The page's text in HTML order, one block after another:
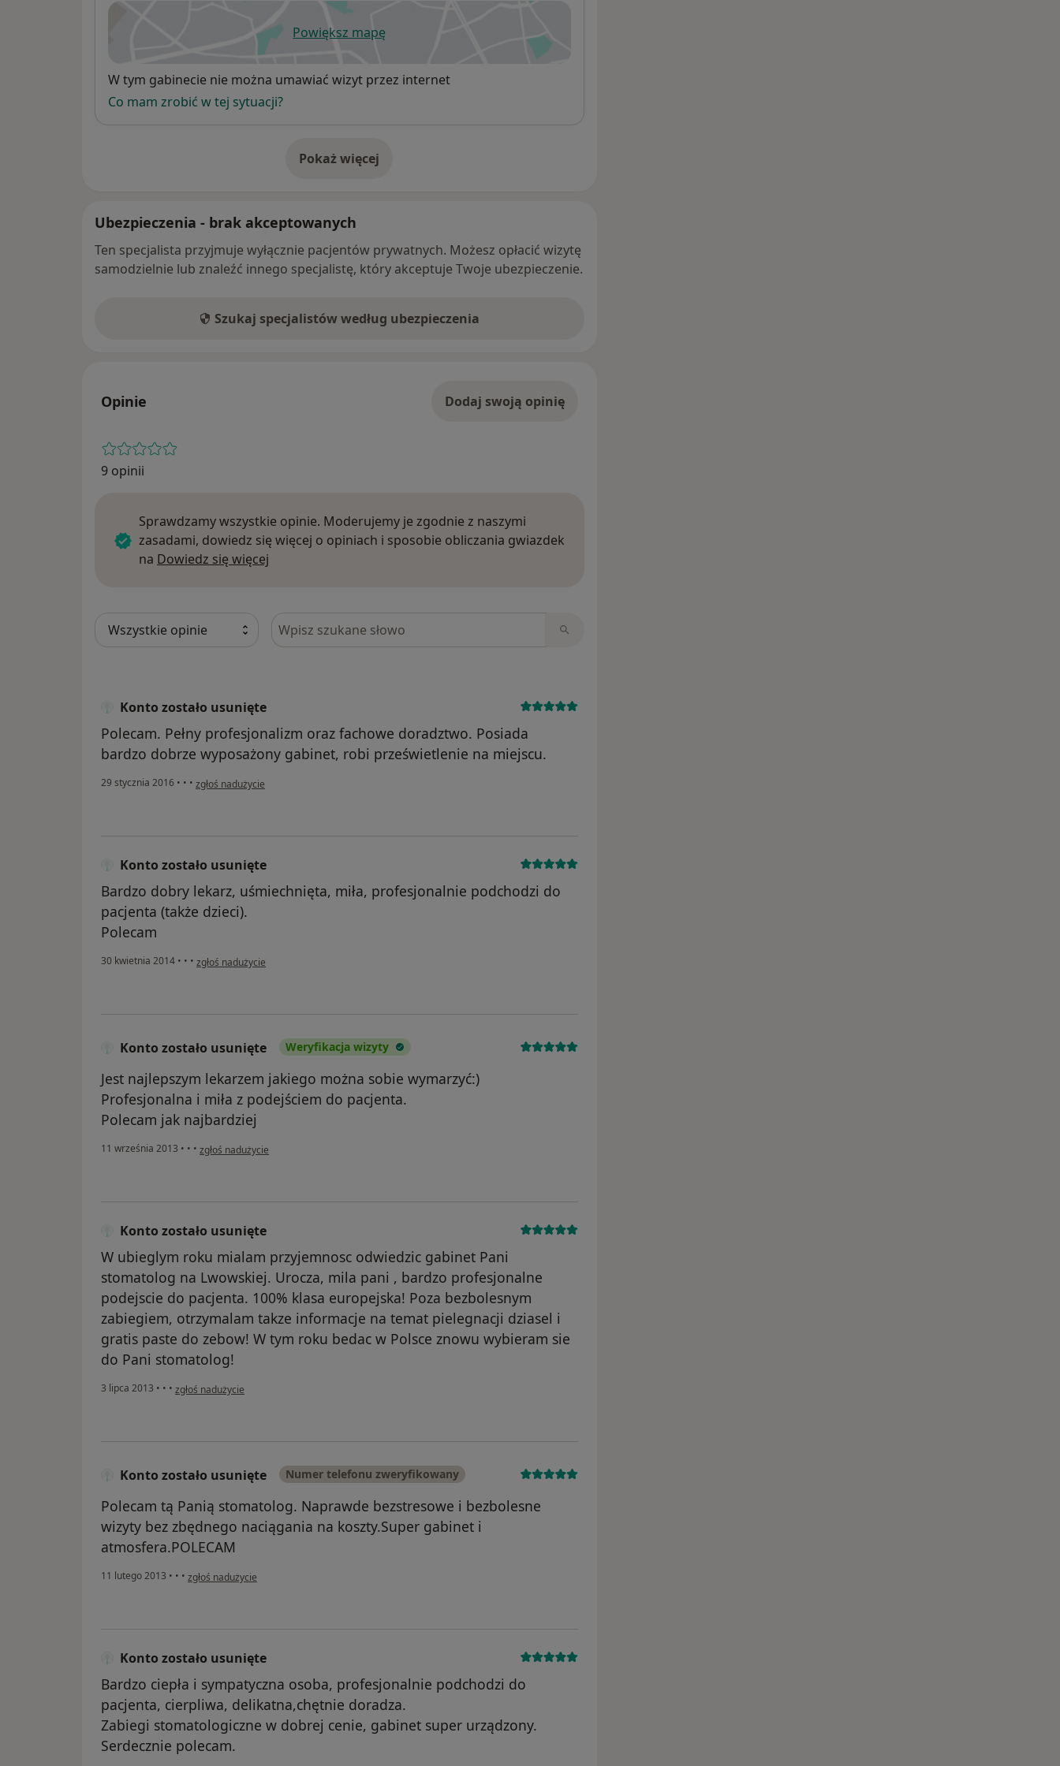
Powiększ mapęotwiera się w nowej karcie
Dostępność
W tym gabinecie nie można umawiać wizyt przez internet
Co mam zrobić w tej sytuacji?
Pokaż więcej
o adresie
Ubezpieczenia - brak akceptowanych
Ten specjalista przyjmuje wyłącznie pacjentów prywatnych. Możesz opłacić wizytę
samodzielnie lub znaleźć innego specjalistę, który akceptuje Twoje ubezpieczenie.
Szukaj specjalistów według ubezpieczenia
Opinie Dodaj swoją opinię
9 opinii
Sprawdzamy wszystkie opinie. Moderujemy je zgodnie z naszymi
zasadami, dowiedz się więcej o opiniach i sposobie obliczania gwiazdek
na Dowiedz się więcej
Szukaj w opiniach
Konto zostało usunięte
Polecam. Pełny profesjonalizm oraz fachowe doradztwo. Posiada
bardzo dobrze wyposażony gabinet, robi prześwietlenie na miejscu.
29 stycznia 2016 • • • w opinii użytkownika Konto zostało usunięte
zgłoś nadużycie
Konto zostało usunięte
Bardzo dobry lekarz, uśmiechnięta, miła, profesjonalnie podchodzi do
pacjenta (także dzieci).
Polecam
30 kwietnia 2014 • • • w opinii użytkownika Konto zostało usunięte
zgłoś nadużycie
Konto zostało usunięte Weryfikacja wizyty
Jest najlepszym lekarzem jakiego można sobie wymarzyć:)
Profesjonalna i miła z podejściem do pacjenta.
Polecam jak najbardziej
11 września 2013 • • • w opinii użytkownika Konto zostało usunięte
zgłoś nadużycie
Konto zostało usunięte
W ubieglym roku mialam przyjemnosc odwiedzic gabinet Pani
stomatolog na Lwowskiej. Urocza, mila pani , bardzo profesjonalne
podejscie do pacjenta. 100% klasa europejska! Poza bezbolesnym
zabiegiem, otrzymalam takze informacje na temat pielegnacji dziasel i
gratis paste do zebow! W tym roku bedac w Polsce znowu wybieram sie
do Pani stomatolog!
3 lipca 2013 • • • w opinii użytkownika Konto zostało usunięte
zgłoś nadużycie
Konto zostało usunięte Numer telefonu zweryfikowany
Polecam tą Panią stomatolog. Naprawde bezstresowe i bezbolesne
wizyty bez zbędnego naciągania na koszty.Super gabinet i
atmosfera.POLECAM
11 lutego 2013 • • • w opinii użytkownika Konto zostało usunięte
zgłoś nadużycie
Konto zostało usunięte
Bardzo ciepła i sympatyczna osoba, profesjonalnie podchodzi do
pacjenta, cierpliwa, delikatna,chętnie doradza.
Zabiegi stomatologiczne w dobrej cenie, gabinet super urządzony.
Serdecznie polecam.